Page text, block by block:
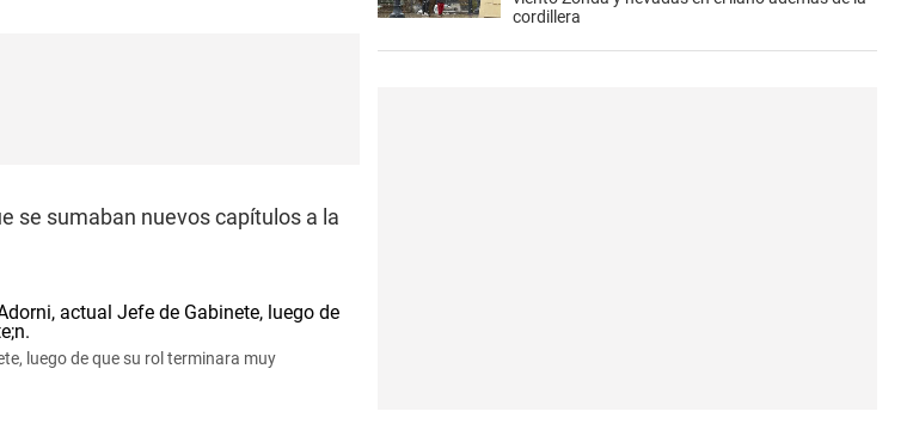
se sumaban nuevos capítulos a la
luego de que su rol terminara muy
cordillera